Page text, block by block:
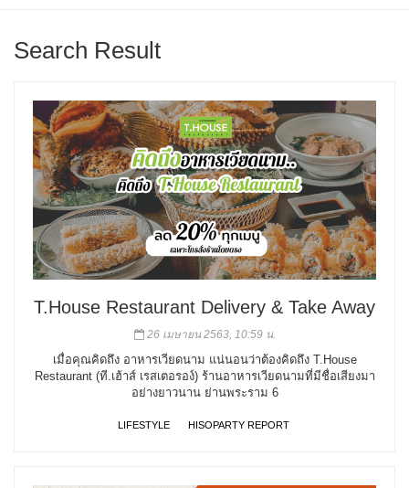
Search Result
T.House Restaurant Delivery & Take Away
26 เมษายน 2563, 10:59 น.
เมื่อคุณคิดถึง อาหารเวียดนาม แน่นอนว่าต้องคิดถึง T.House
Restaurant (ที.เฮ้าส์ เรสเตอรอง์) ร้านอาหารเวียดนามที่มีชื่อเสียงมา
อย่างยาวนาน ย่านพระราม 6
LIFESTYLE HISOPARTY REPORT